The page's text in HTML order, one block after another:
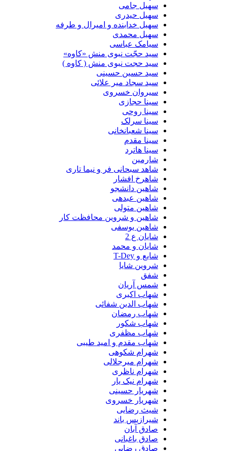
سهیل جامی
سهیل حیدری
سهیل خدابنده و امیرال و طرفه
سهیل محمدی
سیامک عباسی
سید حجّت نبوی منش «کاوه»
سید حجت نبوی منش ( کاوه )
سید حسین حسینى
سید سجاد میر علائی
سیروان خسروی
سینا حجازی
سینا روحی
سینا سرلک
سینا شعبانخانی
سینا مقدم
سینا هاترد
شارمین
شاهد سبحانی فر و نیما تاری
شاهرخ افشار
شاهین دانشجو
شاهین عبدهی
شاهین متولی
شاهین و شروین محافظت کار
شاهین یوسفی
شایان ع 2
شایان و محمد
شایع و T-Dey
شروین شایا
شمس آریان
شهاب اکبری
شهاب الدین شفائی
شهاب رمضان
شهاب شکور
شهاب مظفری
شهاب مقدم و امید طیبی
شهرام شکوهی
شهرام میرجلالی
شهرام ناظری
شهرام نیک یار
شهریار حسینی
شهریار خسروی
شیث رضایی
شیرازیس باند
صادق آبان
صادق باغبانی
صادق رضایی